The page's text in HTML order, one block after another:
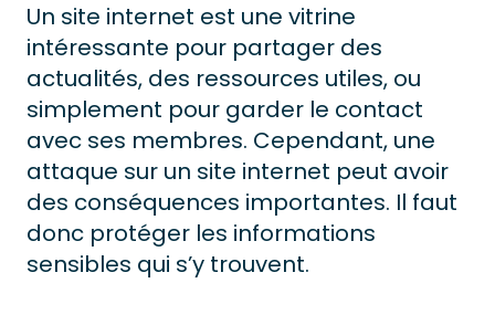
Un site internet est une vitrine
intéressante pour partager des
actualités, des ressources utiles, ou
simplement pour garder le contact
avec ses membres. Cependant, une
attaque sur un site internet peut avoir
des conséquences importantes. Il faut
donc protéger les informations
sensibles qui s’y trouvent.